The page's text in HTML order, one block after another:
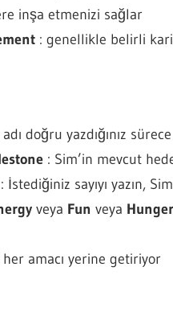
inşa etmenizi sağlar
: genellikle belirli
doğru yazdığınız
: Sim’in mevcut
: İstediğiniz sayıyı yazın,
veya Fun veya Hunger
her amacı yerine getiriyor